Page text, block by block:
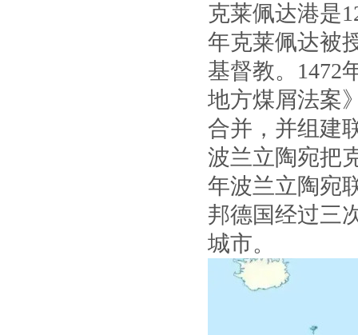
克莱佩达港是
年克莱佩达被
基督教。1472
地方煤屑法案
合并，并组建
波兰立陶宛把
年波兰立陶宛
邦德国经过三
城市。